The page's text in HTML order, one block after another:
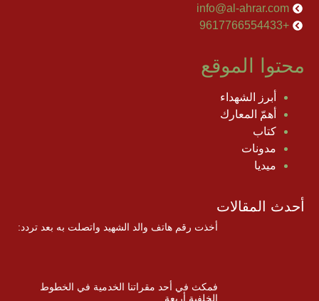
info@al-ahrar.com
+9617766554433
محتوا الموقع
أبرز الشهداء
أهمّ المعارك
كتاب
مدونات
ميديا
أحدث المقالات
أخذت رقم هاتف والد الشهيد واتصلت به بعد تردد:
فمكث في أحد مقراتنا الخدمية في الخطوط
الخلفية أربعة